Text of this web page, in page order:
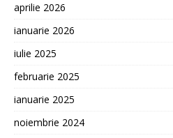
aprilie 2026
ianuarie 2026
iulie 2025
februarie 2025
ianuarie 2025
noiembrie 2024